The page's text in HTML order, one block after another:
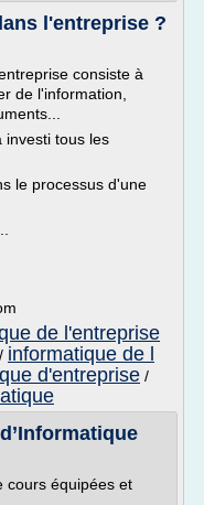
l'entreprise ?
consiste à
de l'information,
investi tous les
le processus d'une
de l'entreprise
/ informatique de l
d'entreprise /
cours équipées et